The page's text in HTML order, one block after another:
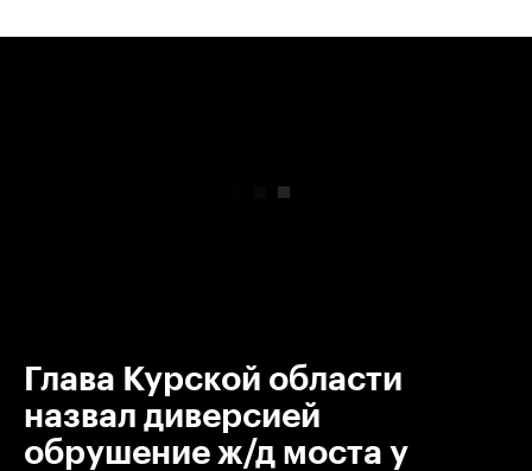
Глава Курской области
назвал диверсией
обрушение ж/д моста у